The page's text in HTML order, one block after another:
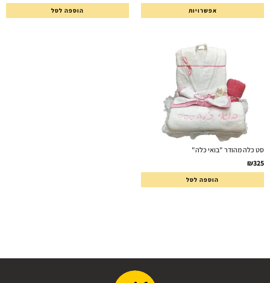
אפשרויות הוספה לסל
סט כלה מהודר "בואי כלה"
₪325
הוספה לסל